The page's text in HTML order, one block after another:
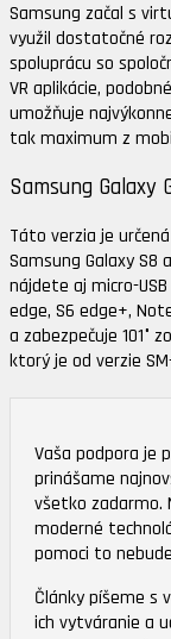
Samsung začal s
využil dostatočné
spoluprácu so
VR aplikácie,
umožňuje
tak maximum z
Samsung Galaxy
Táto verzia je
Samsung Galaxy S8
nájdete aj micro-
edge, S6 edge+,
a zabezpečuje 101°
ktorý je od verzie
Vaša podpora je
prinášame
všetko zadarmo.
moderné
pomoci to
Články píšeme s
ich vytváranie a